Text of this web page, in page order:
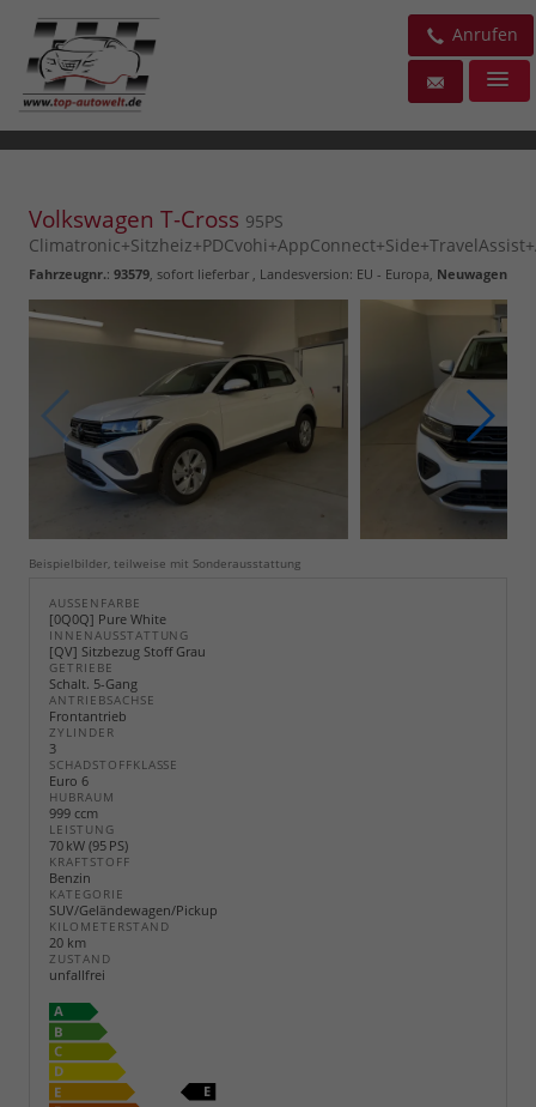
Anrufen
Volkswagen T-Cross 95PS
Fahrzeugnr.: 93579 sofort lieferbar , Landesversion: EU - Europa, Neuwagen
Beispielbilder, teilweise mit Sonderausstattung
AUSSENFARBE
[0Q0Q] Pure White
INNENAUSSTATTUNG
[QV] Sitzbezug Stoff Grau
GETRIEBE
Schalt. 5-Gang
ANTRIEBSACHSE
Frontantrieb
ZYLINDER
3
SCHADSTOFFKLASSE
Euro 6
HUBRAUM
999 ccm
LEISTUNG
70 kW (95 PS)
KRAFTSTOFF
Benzin
KATEGORIE
SUV/Geländewagen/Pickup
KILOMETERSTAND
20 km
ZUSTAND
unfallfrei